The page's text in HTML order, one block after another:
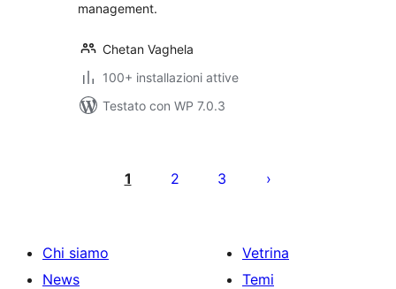
management.
Chetan Vaghela
100+ installazioni attive
Testato con WP 7.0.3
degli1 2 3
Chi siamo
News
Vetrina
Temi